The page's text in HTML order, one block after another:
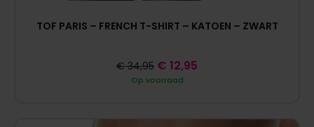
TOF PARIS – FRENCH T-SHIRT – KATOEN – ZWART
Op voorraad
€34,95 € 12,95